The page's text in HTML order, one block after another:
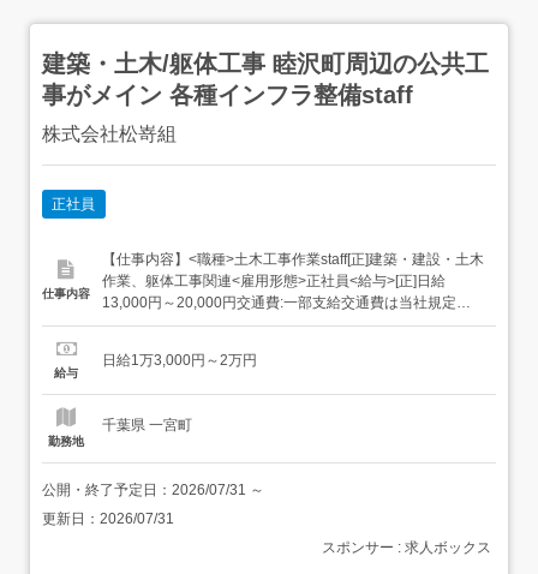
建築・土木/躯体工事 睦沢町周辺の公共工
事がメイン 各種インフラ整備staff
株式会社松嵜組
正社員
仕事内容
【仕事内容】<職種>土木工事作業staff[正]建築・建設・土木
作業、躯体工事関連<雇用形態>正社員<給与>[正]日給
13,000円～20,000円交通費:一部支給交通費は当社規定に
より支給いたします。 昇給年1回 賞与年3回 3年以上のご経
作業staff<正社員> 睦沢町周辺の道路改修・河川改...
給与
日給1万3,000円～2万円
勤務地
千葉県 一宮町
公開・終了予定日： 2026/07/31 ～
更新日： 2026/07/31
スポンサー : 求人ボックス